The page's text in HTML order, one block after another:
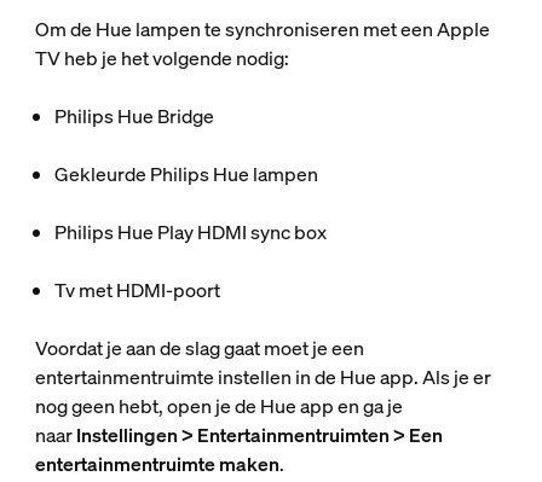
Om de Hue lampen te synchroniseren met een Apple
TV heb je het volgende nodig:
Philips Hue Bridge
Gekleurde Philips Hue lampen
Philips Hue Play HDMI sync box
Tv met HDMI-poort
Voordat je aan de slag gaat moet je een
entertainmentruimte instellen in de Hue app. Als je er
nog geen hebt, open je de Hue app en ga je
naarInstellingen > Entertainmentruimten > Een
entertainmentruimte maken.